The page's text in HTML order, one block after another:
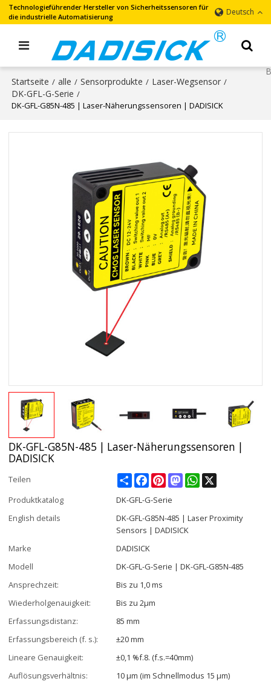
Technologieführender Hersteller von Sicherheitssensoren für
die industrielle Automatisierung
Deutsch
Startseite / alle / Sensorprodukte / Laser-Wegsensor /
DK-GFL-G-Serie /
DK-GFL-G85N-485 | Laser-Näherungssensoren | DADISICK
DK-GFL-G85N-485 | Laser-Näherungssensoren |
DADISICK
Teilen ShareFacebookPinterestMastodonWhatsApp
Produktkatalog
DK-GFL-G-Serie
English details
DK-GFL-G85N-485 | Laser Proximity
Sensors | DADISICK
Marke
DADISICK
Modell
DK-GFL-G-Serie | DK-GFL-G85N-485
Ansprechzeit:
Bis zu 1,0 ms
Wiederholgenauigkeit:
Bis zu 2µm
Erfassungsdistanz:
85 mm
Erfassungsbereich (f. s.):
±20 mm
Lineare Genauigkeit:
±0,1 %f.8. (f.s.=40mm)
Auflösungsverhältnis:
10 µm (im Schnellmodus 15 µm)